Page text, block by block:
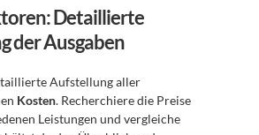
Detaillierte
der Ausgaben
Aufstellung aller
Kosten. Recherchiere die Preise
Leistungen und vergleiche